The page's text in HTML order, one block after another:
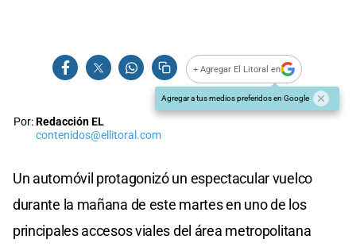
+ Agregar El Litoral en
Agregar a tus medios preferidos en Google
Por:Redacción EL
contenidos@ellitoral.com
Un automóvil protagonizó un espectacular vuelco
durante la mañana de este martes en uno de los
principales accesos viales del área metropolitana